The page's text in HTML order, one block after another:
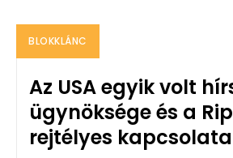
BLOKKLÁNC
Az USA egyik volt
ügynöksége és a
rejtélyes kapcsolata